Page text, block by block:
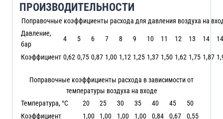
ПРОИЗВОДИТЕЛЬНОСТИ
Поправочные коэффициенты расхода для давления воздуха на
Давление,
бар
4 5 6 7 8 9 10 11 12 13 14
Коэффициент 0,62 0,75 0,87 1,00 1,12 1,25 1,37 1,50 1,62 1,75 1,87
Поправочные коэффициенты расхода в зависимости от
температуры воздуха на входе
Температура, °C
20 25 30 35 40 45
50
Коэффициент
1,00 1,00 1,00 1,00 0,84 0,67 0,55